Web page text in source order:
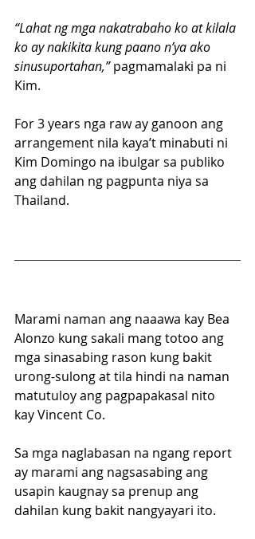
“Lahat ng mga nakatrabaho ko at kilala
ko ay nakikita kung paano n’ya ako
sinusuportahan,” pagmamalaki pa ni
Kim.
For 3 years nga raw ay ganoon ang
arrangement nila kaya’t minabuti ni
Kim Domingo na ibulgar sa publiko
ang dahilan ng pagpunta niya sa
Thailand.
Marami naman ang naaawa kay Bea
Alonzo kung sakali mang totoo ang
mga sinasabing rason kung bakit
urong-sulong at tila hindi na naman
matutuloy ang pagpapakasal nito
kay Vincent Co.
Sa mga naglabasan na ngang report
ay marami ang nagsasabing ang
usapin kaugnay sa prenup ang
dahilan kung bakit nangyayari ito.